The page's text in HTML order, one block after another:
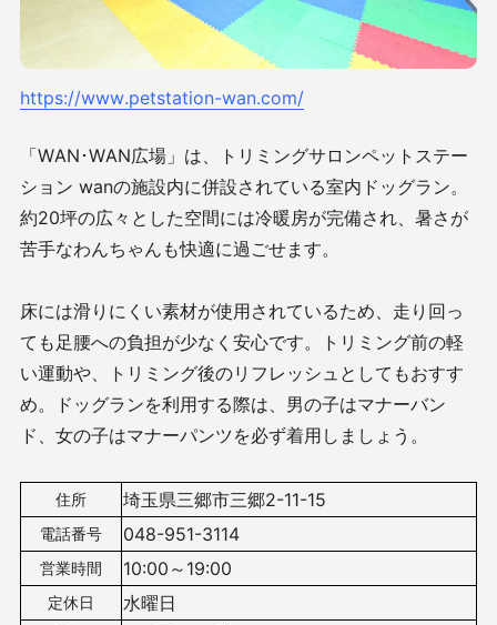
https://www.petstation-wan.com/
「WAN･WAN広場」は、トリミングサロンペットステー
ション wanの施設内に併設されている室内ドッグラン。
約20坪の広々とした空間には冷暖房が完備され、暑さが
苦手なわんちゃんも快適に過ごせます。
床には滑りにくい素材が使用されているため、走り回っ
ても足腰への負担が少なく安心です。トリミング前の軽
い運動や、トリミング後のリフレッシュとしてもおすす
め。ドッグランを利用する際は、男の子はマナーバン
ド、女の子はマナーパンツを必ず着用しましょう。
住所 埼玉県三郷市三郷2-11-15
電話番号 048-951-3114
営業時間 10:00～19:00
定休日 水曜日